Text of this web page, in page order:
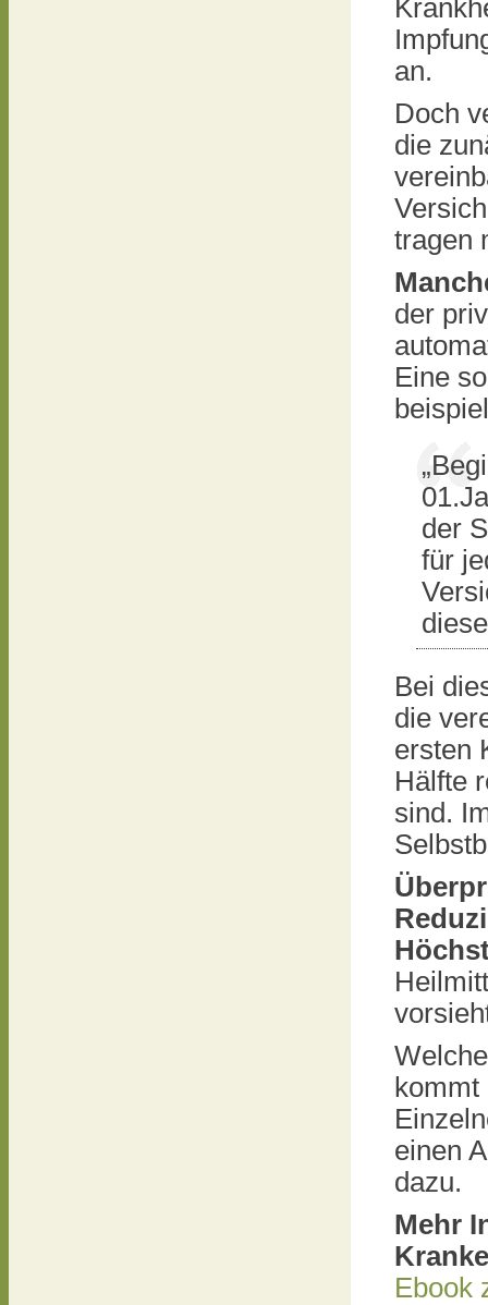
an.
Doch
die
tragen
der
Eine
der
für
Bei
die
ersten
Hälfte
sind.
einen
dazu.
Mehr
Ebook